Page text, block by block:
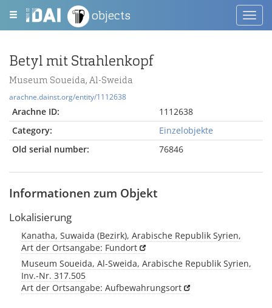
objects
Betyl mit Strahlenkopf
Museum Soueida, Al-Sweida
arachne.dainst.org/entity/1112638
Arachne ID:
1112638
Category:
Einzelobjekte
Old serial number:
76846
Informationen zum Objekt
Lokalisierung
Kanatha, Suwaida (Bezirk), Arabische Republik Syrien,
Art der Ortsangabe: Fundort
Museum Soueida, Al-Sweida, Arabische Republik Syrien,
Inv.-Nr. 317.505
Art der Ortsangabe: Aufbewahrungsort